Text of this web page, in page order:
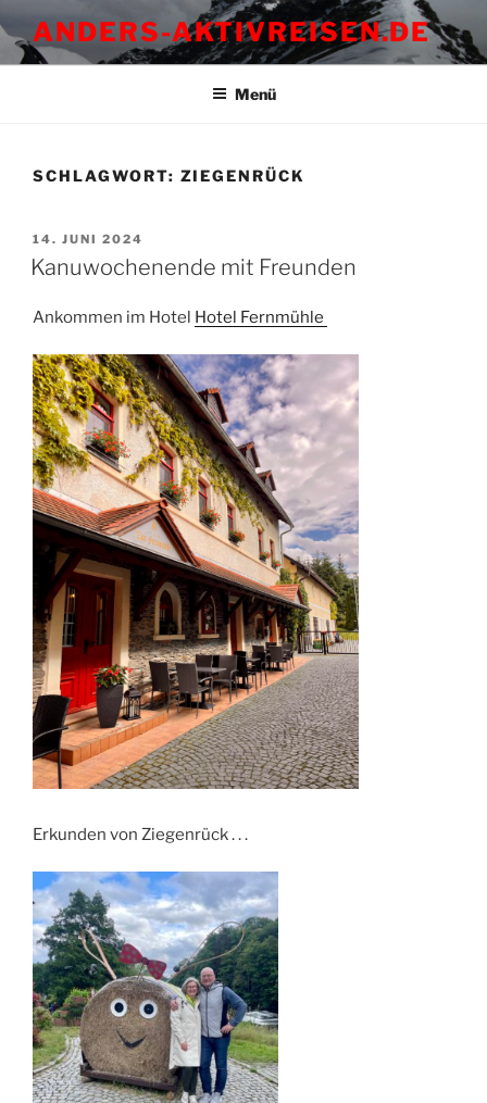
Inhalt
springen
ANDERS-AKTIVREISEN.DE
Menü
SCHLAGWORT: ZIEGENRÜCK
VERÖFFENTLICHT
AM
14. JUNI 2024
Kanuwochenende mit Freunden
Ankommen im Hotel Hotel Fernmühle
Erkunden von Ziegenrück . . .